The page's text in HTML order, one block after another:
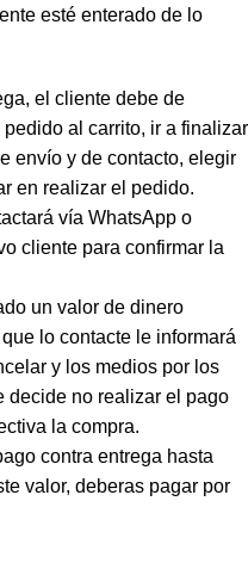
esté enterado de lo
el cliente debe de
al carrito, ir a finalizar
envío y de contacto, elegir
en realizar el pedido.
vía WhatsApp o
cliente para confirmar la
un valor de dinero
lo contacte le informará
y los medios por los
decide no realizar el pago
la compra.
contra entrega hasta
valor, deberas pagar por